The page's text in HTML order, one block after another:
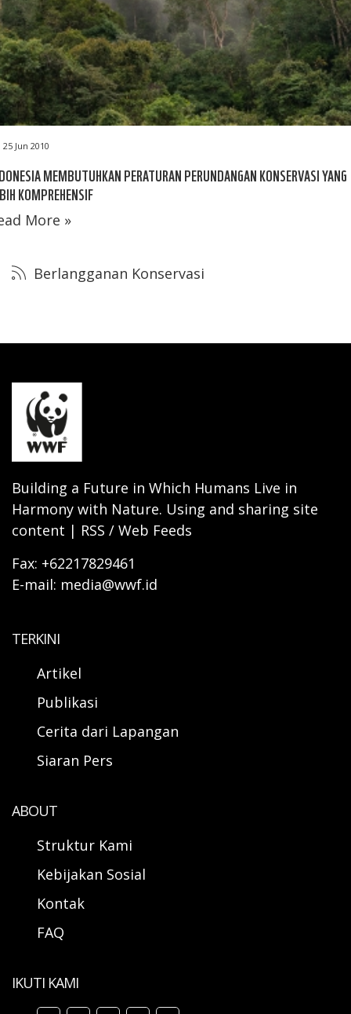
25 Jun 2010
MEMBUTUHKAN PERATURAN PERUNDANGAN KONSERVASI YANG
KOMPREHENSIF
More »
Berlangganan Konservasi
Building a Future in Which Humans Live in
Harmony with Nature. Using and sharing site
content | RSS / Web Feeds
Fax: +62217829461
E-mail: media@wwf.id
TERKINI
Artikel
Publikasi
Cerita dari Lapangan
Siaran Pers
ABOUT
Struktur Kami
Kebijakan Sosial
Kontak
FAQ
IKUTI KAMI